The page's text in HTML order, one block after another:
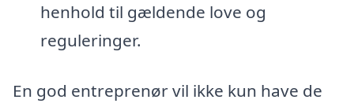
henhold til gældende love og
reguleringer.
En god entreprenør vil ikke kun have de